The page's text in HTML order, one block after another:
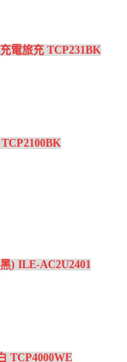
電旅充 TCP231BK
) ILE-AC2U2401
TCP4000WE